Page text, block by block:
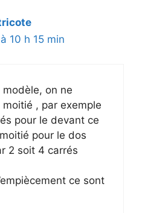
10 h 15 min
on ne
, par exemple
pour le devant ce
pour le dos
2 soit 4 carrés
ce sont